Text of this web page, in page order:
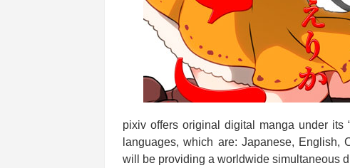
pixiv offers original digital manga under
languages, which are: Japanese,
will be providing a worldwide simultaneous